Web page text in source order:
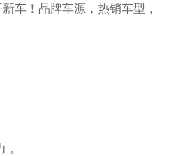
！品牌车源，热销车型，
。